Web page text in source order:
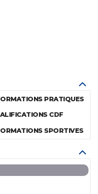
PRATIQUES
CDF
SPORTIVES